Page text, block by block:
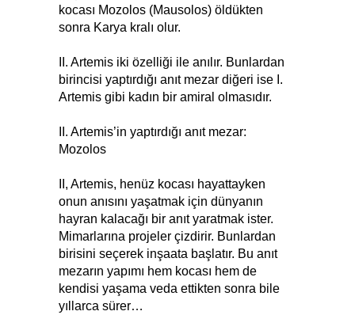
kocası Mozolos (Mausolos) öldükten
sonra Karya kralı olur.
II. Artemis iki özelliği ile anılır. Bunlardan
birincisi yaptırdığı anıt mezar diğeri ise I.
Artemis gibi kadın bir amiral olmasıdır.
II. Artemis’in yaptırdığı anıt mezar:
Mozolos
II, Artemis, henüz kocası hayattayken
onun anısını yaşatmak için dünyanın
hayran kalacağı bir anıt yaratmak ister.
Mimarlarına projeler çizdirir. Bunlardan
birisini seçerek inşaata başlatır. Bu anıt
mezarın yapımı hem kocası hem de
kendisi yaşama veda ettikten sonra bile
yıllarca sürer…